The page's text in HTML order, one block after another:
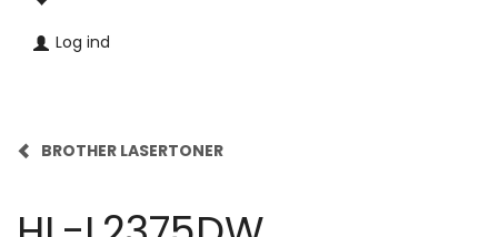
Log ind
BROTHER LASERTONER